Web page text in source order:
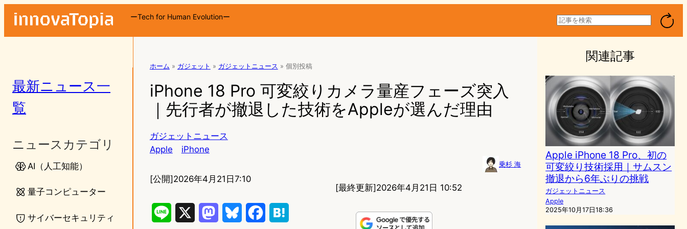
ーTech for Human Evolutionー
検
索
最新ニュース一
覧
ニュースカテゴリ
AI（人工知能）
量子コンピューター
サイバーセキュリティ
ホーム » ガジェット » ガジェットニュース » 個別投稿
iPhone 18 Pro 可変絞りカメラ量産フェーズ突入
｜先行者が撤退した技術をAppleが選んだ理由
ガジェットニュース
Apple
iPhone
乗杉 海
[公開]2026年4月21日7:10
[最終更新]2026年4月21日 10:52
関連記事
Apple iPhone 18 Pro、初の
可変絞り技術採用｜サムスン
撤退から6年ぶりの挑戦
ガジェットニュース
Apple
2025年10月17日18:36